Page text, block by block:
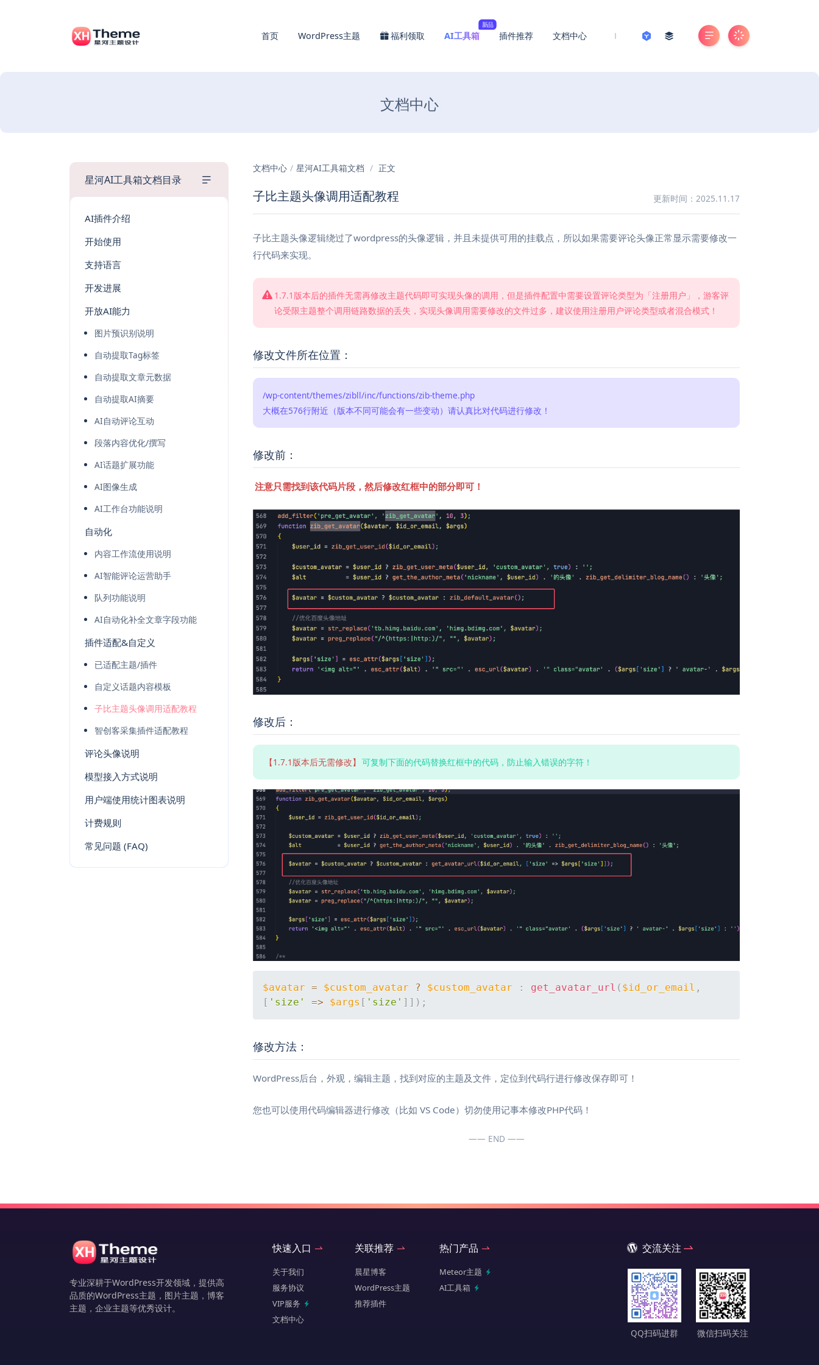
首页 WordPress主题 福利领取 AI工具箱
新品
插件推荐 文档中心
文档中心
星河AI工具箱文档目录
AI插件介绍
开始使用
支持语言
开发进展
开放AI能力
图片预识别说明
自动提取Tag标签
自动提取文章元数据
自动提取AI摘要
AI自动评论互动
段落内容优化/撰写
AI话题扩展功能
AI图像生成
AI工作台功能说明
自动化
内容工作流使用说明
AI智能评论运营助手
队列功能说明
AI自动化补全文章字段功能
插件适配&自定义
已适配主题/插件
自定义话题内容模板
子比主题头像调用适配教程
智创客采集插件适配教程
评论头像说明
模型接入方式说明
用户端使用统计图表说明
计费规则
常见问题 (FAQ)
文档中心 / 星河AI工具箱文档 / 正文
子比主题头像调用适配教程 更新时间：2025.11.17
子比主题头像逻辑绕过了wordpress的头像逻辑，并且未提供可用的挂载点，所以如果需要评论头像正常显示需要修改一
行代码来实现。
1.7.1版本后的插件无需再修改主题代码即可实现头像的调用，但是插件配置中需要设置评论类型为「注册用户」，游客评
论受限主题整个调用链路数据的丢失，实现头像调用需要修改的文件过多，建议使用注册用户评论类型或者混合模式！
修改文件所在位置：
/wp-content/themes/zibll/inc/functions/zib-theme.php
大概在576行附近（版本不同可能会有一些变动）请认真比对代码进行修改！
修改前：
注意只需找到该代码片段，然后修改红框中的部分即可！
修改后：
【1.7.1版本后无需修改】 可复制下面的代码替换红框中的代码，防止输入错误的字符！
$avatar = $custom_avatar ? $custom_avatar : get_avatar_url ( $id_or_email ,
[ 'size' => $args [ 'size' ] ] ) ;
修改方法：
WordPress后台，外观，编辑主题，找到对应的主题及文件，定位到代码行进行修改保存即可！
您也可以使用代码编辑器进行修改（比如 VS Code）切勿使用记事本修改PHP代码！
—— END ——
专业深耕于WordPress开发领域，提供高
品质的WordPress主题，图片主题，博客
主题，企业主题等优秀设计。
快速入口
关于我们
服务协议
VIP服务
文档中心
关联推荐
晨星博客
WordPress主题
推荐插件
热门产品
Meteor主题
AI工具箱
交流关注
QQ扫码进群 微信扫码关注